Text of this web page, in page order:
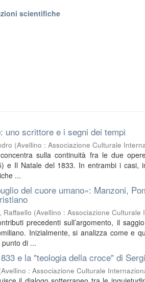
scientifiche
uno scrittore e i segni dei tempi
(Avellino : Associazione Culturale
sulla continuità fra le due
e Il Natale del 1833. In entrambi i casi,
...
del cuore umano»: Manzoni,
Raffaello (Avellino : Associazione Culturale
precedenti sull’argomento, il
Inizialmente, si analizza come e
di ...
e la "teologia della croce" di
Avellino : Associazione Culturale